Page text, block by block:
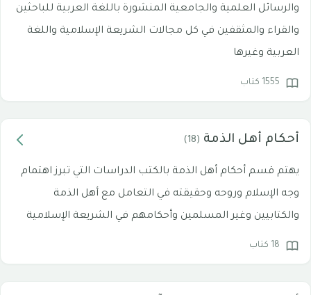
والرسائل العلمية والجامعية المنشورة باللغة العربية للباحثين
والقراء والمثقفين في كل مجالات الشريعة الإسلامية واللغة
العربية وغيرها
1555 كتاب
أحكام أهل الذمة (18)
يهتم قسم أحكام أهل الذمة بالكتب الدراسات التي تبرز اهتمام
وجه الإسلام وروحه وحقيقته في التعامل مع أهل الذمة
والكتابيين وغير المسلمين وأحكامهم في الشريعة الإسلامية
18 كتاب